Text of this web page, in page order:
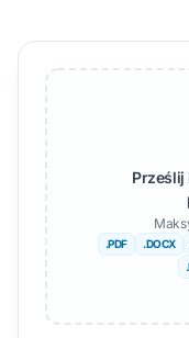
.PDF .DOCX